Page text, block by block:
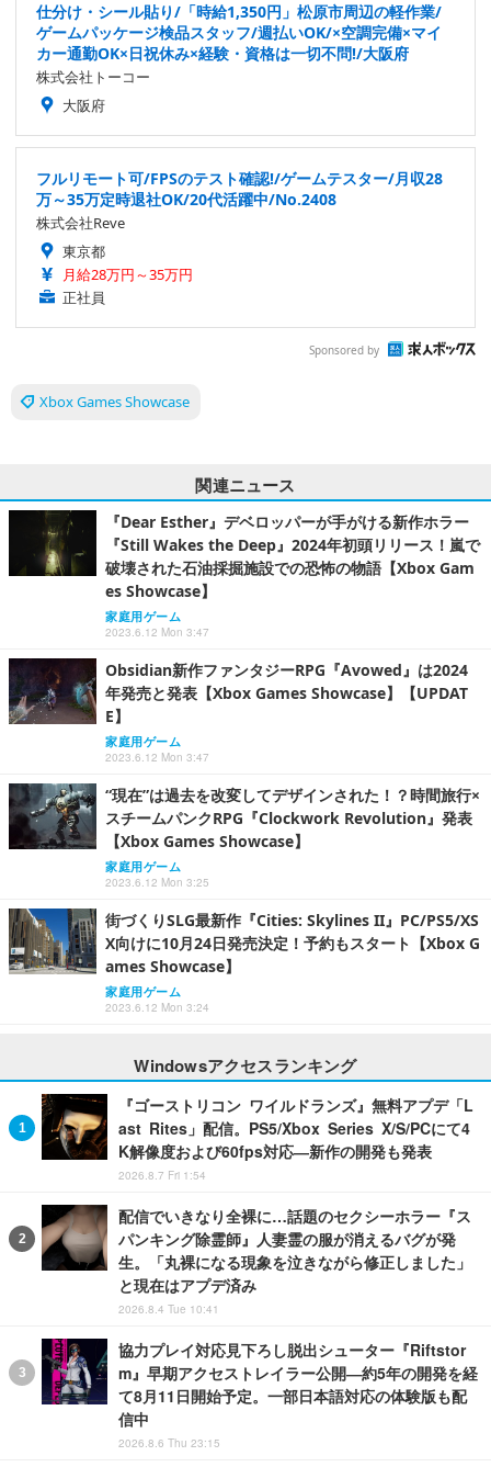
仕分け・シール貼り/「時給1,350円」松原市周辺の軽作業/
ゲームパッケージ検品スタッフ/週払いOK/×空調完備×マイ
カー通勤OK×日祝休み×経験・資格は一切不問!/大阪府
株式会社トーコー
大阪府
フルリモート可/FPSのテスト確認!/ゲームテスター/月収28
万～35万定時退社OK/20代活躍中/No.2408
株式会社Reve
東京都
月給28万円～35万円
正社員
Sponsored by
Xbox Games Showcase
関連ニュース
『Dear Esther』デベロッパーが手がける新作ホラー
『Still Wakes the Deep』2024年初頭リリース！嵐で
破壊された石油採掘施設での恐怖の物語【Xbox Gam
es Showcase】
家庭用ゲーム
2023.6.12 Mon 3:47
Obsidian新作ファンタジーRPG『Avowed』は2024
年発売と発表【Xbox Games Showcase】【UPDAT
E】
家庭用ゲーム
2023.6.12 Mon 3:47
“現在”は過去を改変してデザインされた！？時間旅行×
スチームパンクRPG『Clockwork Revolution』発表
【Xbox Games Showcase】
家庭用ゲーム
2023.6.12 Mon 3:25
街づくりSLG最新作『Cities: Skylines II』PC/PS5/XS
X向けに10月24日発売決定！予約もスタート【Xbox G
ames Showcase】
家庭用ゲーム
2023.6.12 Mon 3:24
Windowsアクセスランキング
『ゴーストリコン ワイルドランズ』無料アプデ「L
ast Rites」配信。PS5/Xbox Series X/S/PCにて4
K解像度および60fps対応―新作の開発も発表
2026.8.7 Fri 1:54
配信でいきなり全裸に…話題のセクシーホラー『ス
パンキング除霊師』人妻霊の服が消えるバグが発
生。「丸裸になる現象を泣きながら修正しました」
と現在はアプデ済み
2026.8.4 Tue 10:41
協力プレイ対応見下ろし脱出シューター『Riftstor
m』早期アクセストレイラー公開―約5年の開発を経
て8月11日開始予定。一部日本語対応の体験版も配
信中
2026.8.6 Thu 23:15